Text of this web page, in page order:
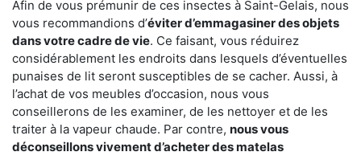
Afin de vous prémunir de ces insectes à Saint-Gelais, nous
vous recommandions d’éviter d’emmagasiner des objets
dans votre cadre de vie. Ce faisant, vous réduirez
considérablement les endroits dans lesquels d’éventuelles
punaises de lit seront susceptibles de se cacher. Aussi, à
l’achat de vos meubles d’occasion, nous vous
conseillerons de les examiner, de les nettoyer et de les
traiter à la vapeur chaude. Par contre, nous vous
déconseillons vivement d’acheter des matelas